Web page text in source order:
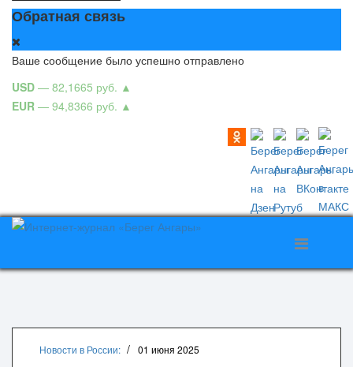
Обратная связь
Ваше сообщение было успешно отправлено
USD — 82,1665 руб. ▲
EUR — 94,8366 руб. ▲
Новости в России: 01 июня 2025